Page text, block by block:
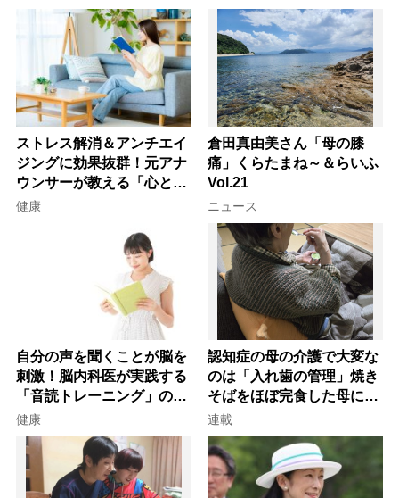
ストレス解消＆アンチエイ
ジングに効果抜群！元アナ
ウンサーが教える「心と体
を元気にする音読の習慣」
健康
倉田真由美さん「母の膝
痛」くらたまね～＆らいふ
Vol.21
ニュース
自分の声を聞くことが脳を
刺激！脳内科医が実践する
「音読トレーニング」の極
意
健康
認知症の母の介護で大変な
のは「入れ歯の管理」焼き
そばをほぼ完食した母に息
子が血の気が引いた理由
連載